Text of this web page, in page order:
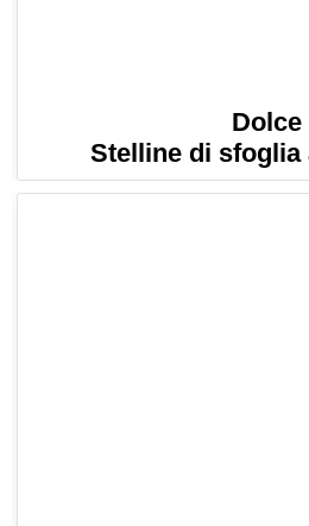
Dolce
Stelline di sfoglia